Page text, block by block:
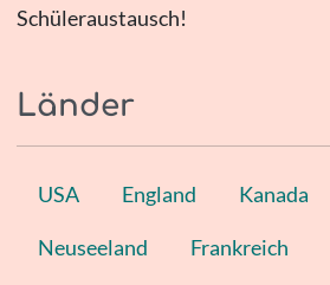
Schüleraustausch!
Länder
USA England Kanada
Neuseeland Frankreich